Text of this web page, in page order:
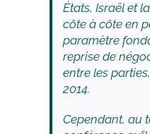
États, Israël et
côte à côte en
paramètre
reprise de
entre les
2014.
Cependant, au